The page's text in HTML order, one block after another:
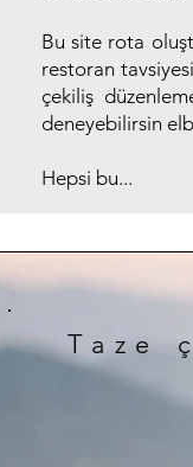
Bu site rota
restoran
çekiliş
deneyebilirsin
Hepsi bu...
Taze